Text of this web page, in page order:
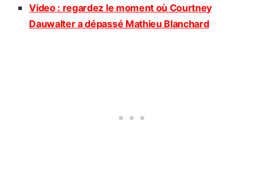
Video : regardez le moment où Courtney
Dauwalter a dépassé Mathieu Blanchard